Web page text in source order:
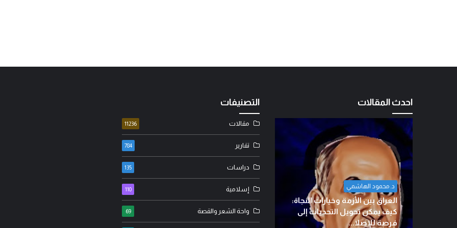
احدث المقالات
د. محمود الهاشمي
العراق بين الأزمة وخيارات النجاة:
كيف يمكن تحويل التحديات إلى
فرصة للإصلا...
الوطنجية… عندما يُستغل علم
العراق لإثارة الفتنة..!
التصنيفات
مقالات 11236
تقارير 784
دراسات 135
إسلامية 110
واحة الشعر والقصة 69